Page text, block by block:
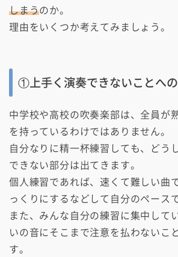
しまうのか。
理由をいくつか考えてみましょう。
①上手く演奏できないことへ
中学校や高校の吹奏楽部は、全員が
を持っているわけではありません。
自分なりに精一杯練習しても、どう
できない部分は出てきます。
個人練習であれば、速くて難しい曲
っくりにするなどして自分のペース
また、みんな自分の練習に集中して
いの音にそこまで注意を払わないこ
す。